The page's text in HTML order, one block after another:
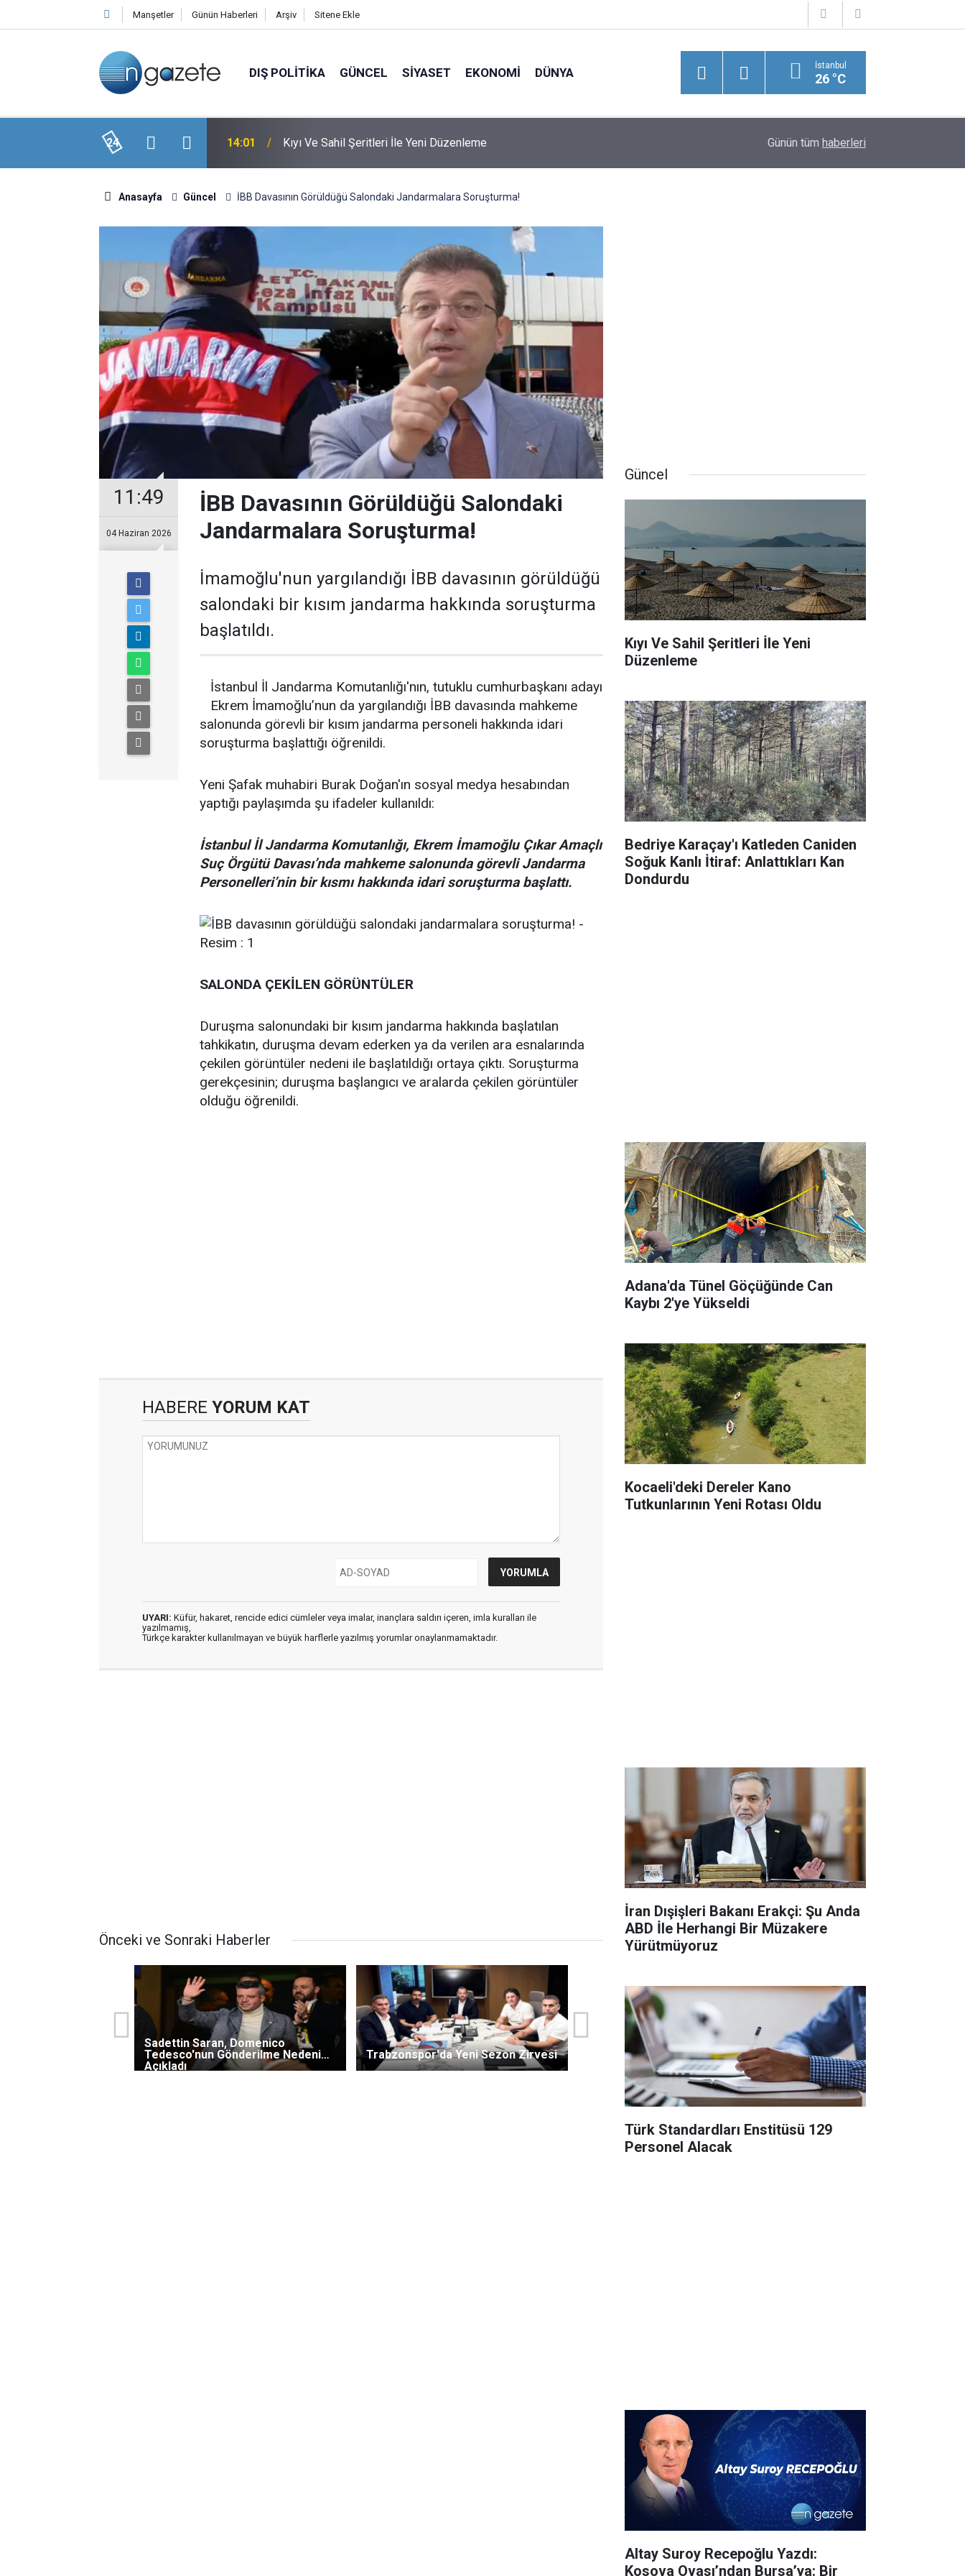
Manşetler Günün Haberleri Arşiv Sitene Ekle
DIŞ POLITIKA GÜNCEL SIYASET EKONOMI DÜNYA İstanbul
26 °C
24
Dev Banka Rakam Verdi 14:01 Kıyı Ve Sahil Şeritleri İle Yeni Düzenleme Ederson'dan Ayrılık İddialarına Cevap
Günün tüm haberleri
Anasayfa Güncel İBB Davasının Görüldüğü Salondaki Jandarmalara Soruşturma!
11:49
04 Haziran 2026
İBB Davasının Görüldüğü Salondaki
Jandarmalara Soruşturma!
İmamoğlu'nun yargılandığı İBB davasının görüldüğü
salondaki bir kısım jandarma hakkında soruşturma
başlatıldı.
İstanbul İl Jandarma Komutanlığı'nın, tutuklu cumhurbaşkanı adayı
Ekrem İmamoğlu’nun da yargılandığı İBB davasında mahkeme
salonunda görevli bir kısım jandarma personeli hakkında idari
soruşturma başlattığı öğrenildi.
Yeni Şafak muhabiri Burak Doğan'ın sosyal medya hesabından
yaptığı paylaşımda şu ifadeler kullanıldı:
İstanbul İl Jandarma Komutanlığı, Ekrem İmamoğlu Çıkar Amaçlı
Suç Örgütü Davası’nda mahkeme salonunda görevli Jandarma
Personelleri’nin bir kısmı hakkında idari soruşturma başlattı.
SALONDA ÇEKİLEN GÖRÜNTÜLER
Duruşma salonundaki bir kısım jandarma hakkında başlatılan
tahkikatın, duruşma devam ederken ya da verilen ara esnalarında
çekilen görüntüler nedeni ile başlatıldığı ortaya çıktı. Soruşturma
gerekçesinin; duruşma başlangıcı ve aralarda çekilen görüntüler
olduğu öğrenildi.
HABERE YORUM KAT
UYARI: Küfür, hakaret, rencide edici cümleler veya imalar, inançlara saldırı içeren, imla kuralları ile
yazılmamış,
Türkçe karakter kullanılmayan ve büyük harflerle yazılmış yorumlar onaylanmamaktadır.
Önceki ve Sonraki Haberler
Sadettin Saran, Domenico
Tedesco'nun Gönderilme Nedenini
Açıkladı
Trabzonspor'da Yeni Sezon Zirvesi
Güncel
Kıyı Ve Sahil Şeritleri İle Yeni
Düzenleme
Bedriye Karaçay'ı Katleden Caniden
Soğuk Kanlı İtiraf: Anlattıkları Kan
Dondurdu
Adana'da Tünel Göçüğünde Can
Kaybı 2'ye Yükseldi
Kocaeli'deki Dereler Kano
Tutkunlarının Yeni Rotası Oldu
İran Dışişleri Bakanı Erakçi: Şu Anda
ABD İle Herhangi Bir Müzakere
Yürütmüyoruz
Türk Standardları Enstitüsü 129
Personel Alacak
Altay Suroy Recepoğlu Yazdı:
Kosova Ovası’ndan Bursa’ya: Bir